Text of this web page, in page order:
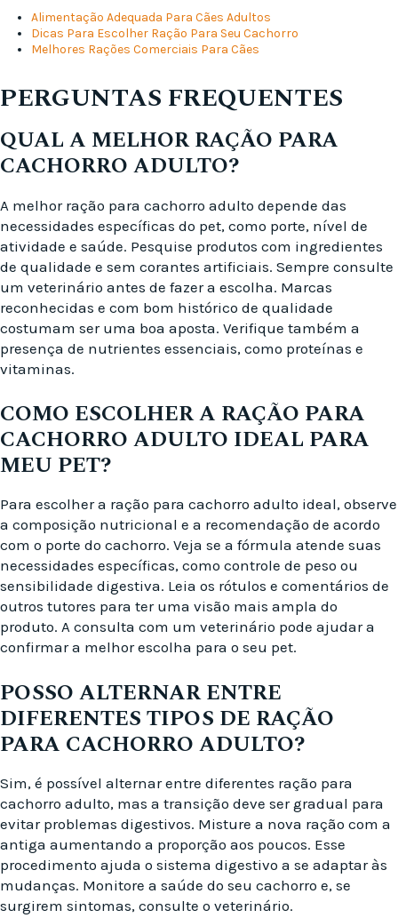
Alimentação Adequada Para Cães Adultos
Dicas Para Escolher Ração Para Seu Cachorro
Melhores Rações Comerciais Para Cães
PERGUNTAS FREQUENTES
QUAL A MELHOR RAÇÃO PARA
CACHORRO ADULTO?
A melhor ração para cachorro adulto depende das
necessidades específicas do pet, como porte, nível de
atividade e saúde. Pesquise produtos com ingredientes
de qualidade e sem corantes artificiais. Sempre consulte
um veterinário antes de fazer a escolha. Marcas
reconhecidas e com bom histórico de qualidade
costumam ser uma boa aposta. Verifique também a
presença de nutrientes essenciais, como proteínas e
vitaminas.
COMO ESCOLHER A RAÇÃO PARA
CACHORRO ADULTO IDEAL PARA
MEU PET?
Para escolher a ração para cachorro adulto ideal, observe
a composição nutricional e a recomendação de acordo
com o porte do cachorro. Veja se a fórmula atende suas
necessidades específicas, como controle de peso ou
sensibilidade digestiva. Leia os rótulos e comentários de
outros tutores para ter uma visão mais ampla do
produto. A consulta com um veterinário pode ajudar a
confirmar a melhor escolha para o seu pet.
POSSO ALTERNAR ENTRE
DIFERENTES TIPOS DE RAÇÃO
PARA CACHORRO ADULTO?
Sim, é possível alternar entre diferentes ração para
cachorro adulto, mas a transição deve ser gradual para
evitar problemas digestivos. Misture a nova ração com a
antiga aumentando a proporção aos poucos. Esse
procedimento ajuda o sistema digestivo a se adaptar às
mudanças. Monitore a saúde do seu cachorro e, se
surgirem sintomas, consulte o veterinário.